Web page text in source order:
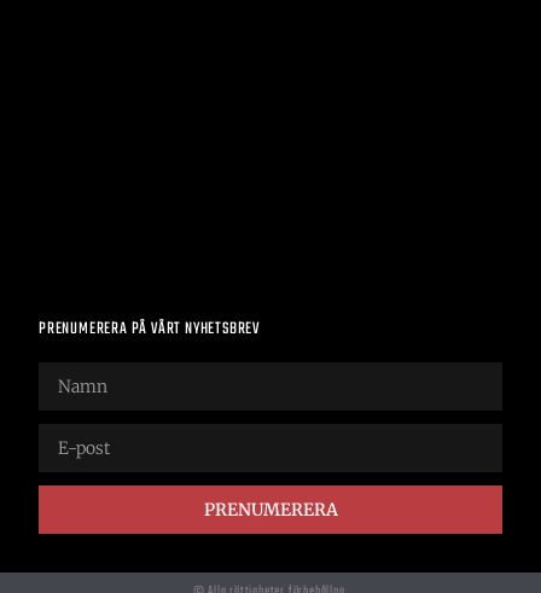
PRENUMERERA PÅ VÅRT NYHETSBREV
PRENUMERERA